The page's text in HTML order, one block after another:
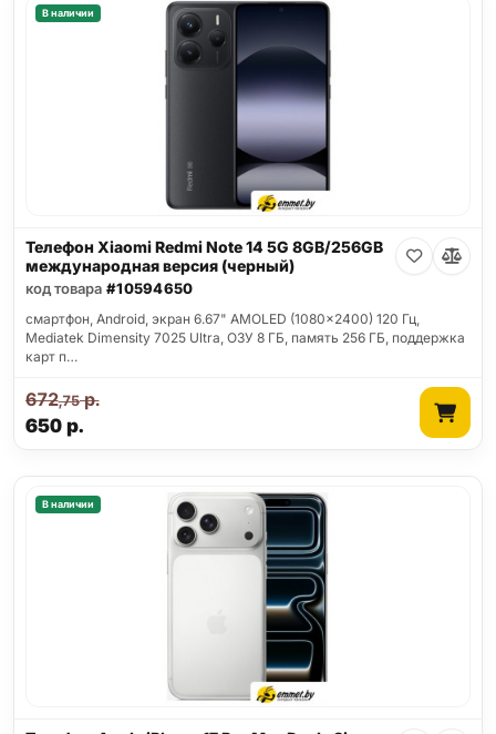
В наличии
Телефон Xiaomi Redmi Note 14 5G 8GB/256GB
международная версия (черный)
код товара #10594650
смартфон, Android, экран 6.67" AMOLED (1080x2400) 120 Гц,
Mediatek Dimensity 7025 Ultra, ОЗУ 8 ГБ, память 256 ГБ, поддержка
карт п…
650р.
672,75р.
В наличии